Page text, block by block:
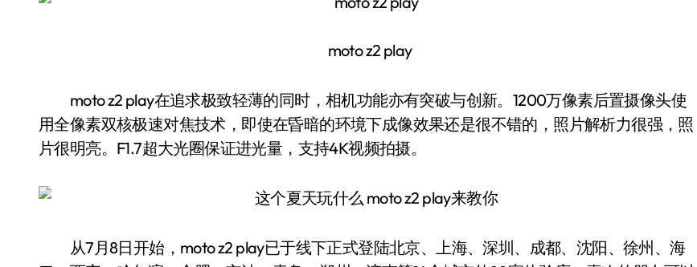
moto z2 play
moto z2 play在追求极致轻薄的同时，相机功能亦有突破与创新。1200万像素后置摄像头使
用全像素双核极速对焦技术，即使在昏暗的环境下成像效果还是很不错的，照片解析力很强，照
片很明亮。F1.7超大光圈保证进光量，支持4K视频拍摄。
从7月8日开始，moto z2 play已于线下正式登陆北京、上海、深圳、成都、沈阳、徐州、海